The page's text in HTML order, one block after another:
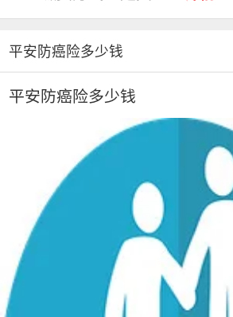
平安防癌险多少钱
平安防癌险多少钱